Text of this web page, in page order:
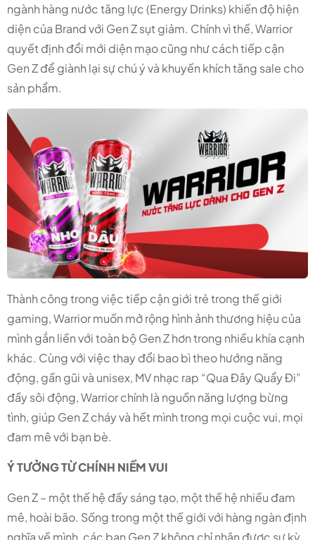
ngành hàng nước tăng lực (Energy Drinks) khiến độ hiện
diện của Brand với Gen Z sụt giảm. Chính vì thế, Warrior
quyết định đổi mới diện mạo cũng như cách tiếp cận
Gen Z để giành lại sự chú ý và khuyến khích tăng sale cho
sản phẩm.
Thành công trong việc tiếp cận giới trẻ trong thế giới
gaming, Warrior muốn mở rộng hình ảnh thương hiệu của
mình gắn liền với toàn bộ Gen Z hơn trong nhiều khía cạnh
khác. Cùng với việc thay đổi bao bì theo hướng năng
động, gần gũi và unisex, MV nhạc rap “Qua Đây Quẩy Đi”
đầy sôi động, Warrior chính là nguồn năng lượng bừng
tình, giúp Gen Z cháy và hết mình trong mọi cuộc vui, mọi
đam mê với bạn bè.
Ý TƯỞNG TỪ CHÍNH NIỀM VUI
Gen Z – một thế hệ đầy sáng tạo, một thế hệ nhiều đam
mê, hoài bão. Sống trong một thế giới với hàng ngàn định
nghĩa về mình, các bạn Gen Z không chỉ nhận được sự kỳ